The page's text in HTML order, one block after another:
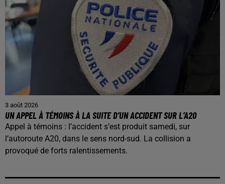
3 août 2026
UN APPEL À TÉMOINS À LA SUITE D’UN ACCIDENT SUR L’A20
Appel à témoins : l’accident s’est produit samedi, sur
l’autoroute A20, dans le sens nord-sud. La collision a
provoqué de forts ralentissements.